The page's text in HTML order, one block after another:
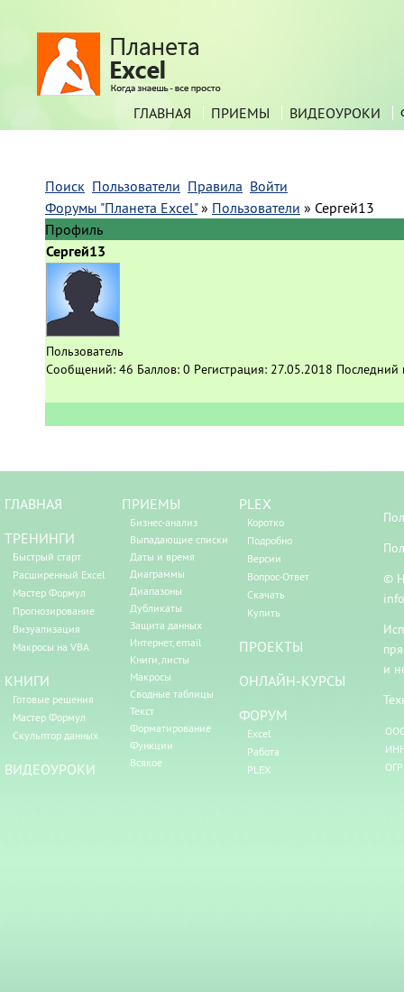
ГЛАВНАЯ ПРИЕМЫ ВИДЕОУРОКИ
Поиск Пользователи Правила Войти
Форумы "Планета Excel" » Пользователи » Сергей13
Профиль
Сергей13
Пользователь
Сообщений: 46 Баллов: 0 Регистрация: 27.05.2018 Последний
ГЛАВНАЯ
ТРЕНИНГИ
Быстрый старт
Расширенный Excel
Мастер Формул
Прогнозирование
Визуализация
Макросы на VBA
КНИГИ
Готовые решения
Мастер Формул
Скульптор данных
ВИДЕОУРОКИ
ПРИЕМЫ
Бизнес-анализ
Выпадающие списки
Даты и время
Диаграммы
Диапазоны
Дубликаты
Защита данных
Интернет, email
Книги, листы
Макросы
Сводные таблицы
Текст
Форматирование
Функции
Всякое
PLEX
Коротко
Подробно
Версии
Вопрос-Ответ
Скачать
Купить
ПРОЕКТЫ
ОНЛАЙН-КУРСЫ
ФОРУМ
Excel
Работа
PLEX
©
и